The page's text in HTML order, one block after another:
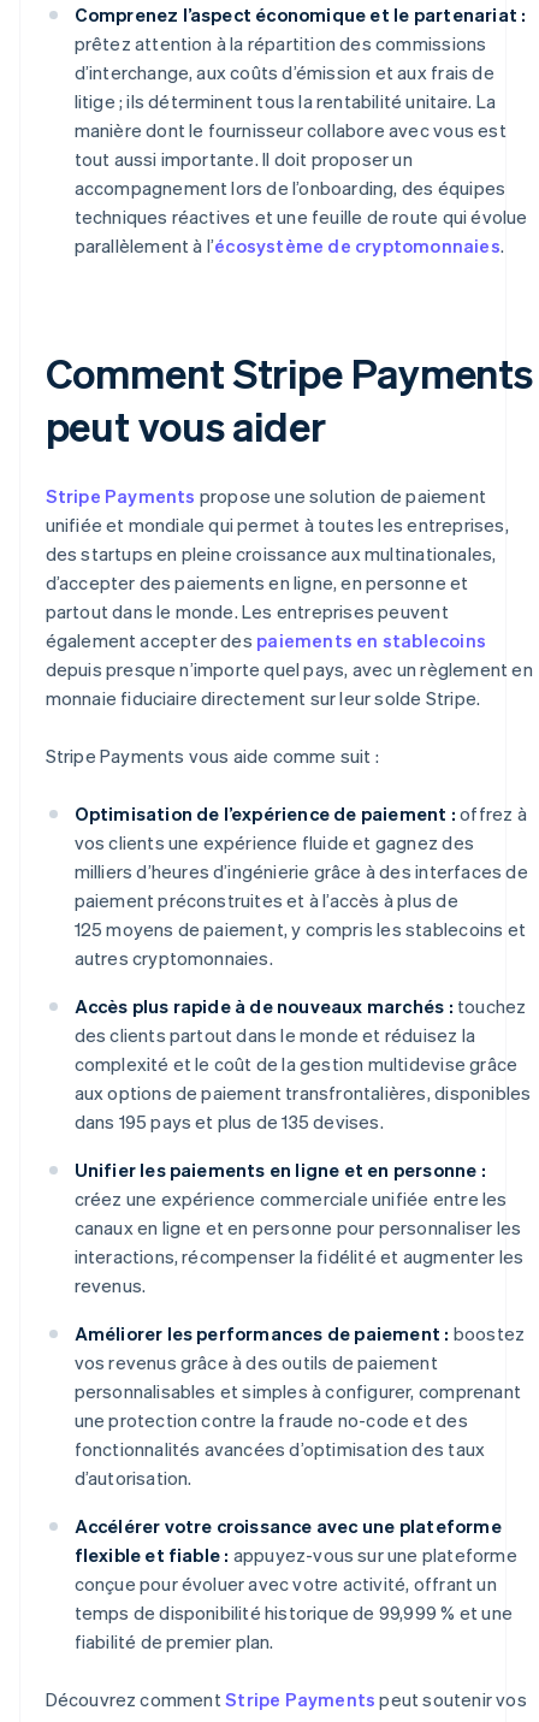
Comprenez l’aspect économique et le partenariat :
prêtez attention à la répartition des commissions
d’interchange, aux coûts d’émission et aux frais de
litige ; ils déterminent tous la rentabilité unitaire. La
manière dont le fournisseur collabore avec vous est
tout aussi importante. Il doit proposer un
accompagnement lors de l’onboarding, des équipes
techniques réactives et une feuille de route qui évolue
parallèlement à l’écosystème de cryptomonnaies.
Comment Stripe Payments
peut vous aider
Stripe Payments propose une solution de paiement
unifiée et mondiale qui permet à toutes les entreprises,
des startups en pleine croissance aux multinationales,
d’accepter des paiements en ligne, en personne et
partout dans le monde. Les entreprises peuvent
également accepter des paiements en stablecoins
depuis presque n’importe quel pays, avec un règlement en
monnaie fiduciaire directement sur leur solde Stripe.
Stripe Payments vous aide comme suit :
Optimisation de l’expérience de paiement : offrez à
vos clients une expérience fluide et gagnez des
milliers d’heures d’ingénierie grâce à des interfaces de
paiement préconstruites et à l’accès à plus de
125 moyens de paiement, y compris les stablecoins et
autres cryptomonnaies.
Accès plus rapide à de nouveaux marchés : touchez
des clients partout dans le monde et réduisez la
complexité et le coût de la gestion multidevise grâce
aux options de paiement transfrontalières, disponibles
dans 195 pays et plus de 135 devises.
Unifier les paiements en ligne et en personne :
créez une expérience commerciale unifiée entre les
canaux en ligne et en personne pour personnaliser les
interactions, récompenser la fidélité et augmenter les
revenus.
Améliorer les performances de paiement : boostez
vos revenus grâce à des outils de paiement
personnalisables et simples à configurer, comprenant
une protection contre la fraude no-code et des
fonctionnalités avancées d’optimisation des taux
d’autorisation.
Accélérer votre croissance avec une plateforme
flexible et fiable : appuyez-vous sur une plateforme
conçue pour évoluer avec votre activité, offrant un
temps de disponibilité historique de 99,999 % et une
fiabilité de premier plan.
Découvrez commentStripe Payments peut soutenir vos